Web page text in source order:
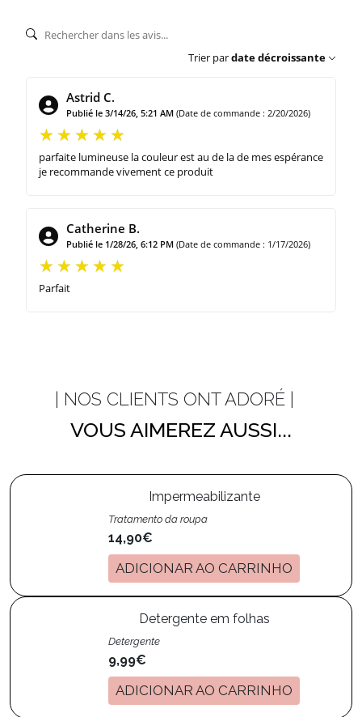
Trier pardate décroissante
Astrid C.
Publié le 3/14/26, 5:21 AM (Date de commande : 2/20/2026)
parfaite lumineuse la couleur est au de la de mes espérance
je recommande vivement ce produit
Catherine B.
Publié le 1/28/26, 6:12 PM (Date de commande : 1/17/2026)
Parfait
| NOS CLIENTS ONT ADORÉ |
VOUS AIMEREZ AUSSI...
Impermeabilizante
Tratamento da roupa
14,90€
ADICIONAR AO CARRINHO
Detergente em folhas
Detergente
9,99€
ADICIONAR AO CARRINHO